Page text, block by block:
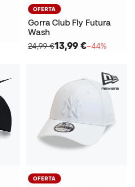
OFERTA
Gorra Club Fly Futura
Wash
24,99 €13,99 €−44%
OFERTA